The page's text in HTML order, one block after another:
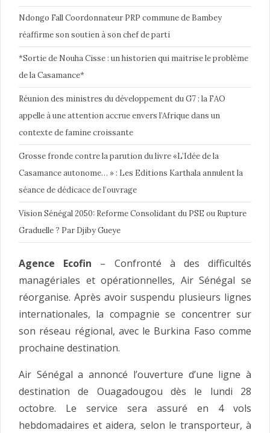
Ndongo Fall Coordonnateur PRP commune de Bambey
réaffirme son soutien à son chef de parti
*Sortie de Nouha Cisse : un historien qui maitrise le problème
de la Casamance*
Réunion des ministres du développement du G7 : la FAO
appelle à une attention accrue envers l’Afrique dans un
contexte de famine croissante
Grosse fronde contre la parution du livre «L’Idée de la
Casamance autonome… » : Les Editions Karthala annulent la
séance de dédicace de l’ouvrage
Vision Sénégal 2050: Reforme Consolidant du PSE ou Rupture
Graduelle ? Par Djiby Gueye
Agence Ecofin – Confronté à des difficultés
managériales et opérationnelles, Air Sénégal se
réorganise. Après avoir suspendu plusieurs lignes
internationales, la compagnie se concentrer sur
son réseau régional, avec le Burkina Faso comme
prochaine destination.
Air Sénégal a annoncé l’ouverture d’une ligne à
destination de Ouagadougou dès le lundi 28
octobre. Le service sera assuré en 4 vols
hebdomadaires et aidera, selon le transporteur, à